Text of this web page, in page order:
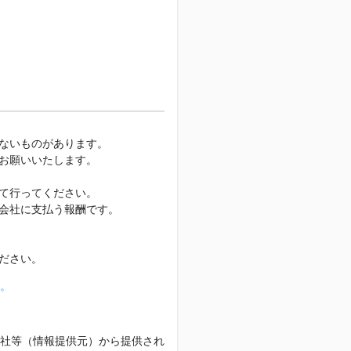
いものがあります。
願いいたします。
行ってください。
に支払う報酬です。
さい。
等（情報提供元）から提供され